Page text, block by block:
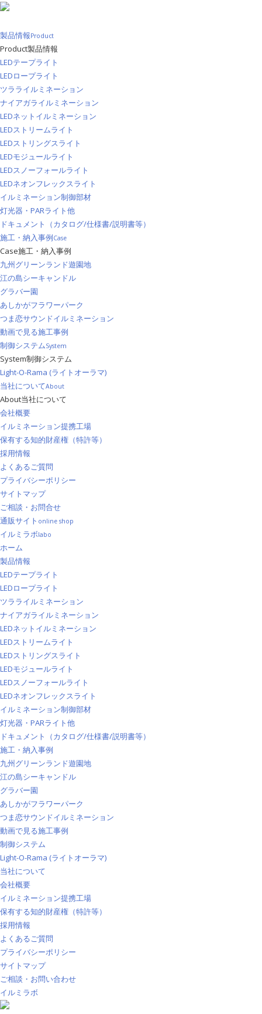
製品情報Product
Product製品情報
LEDテープライト
LEDロープライト
ツラライルミネーション
ナイアガライルミネーション
LEDネットイルミネーション
LEDストリームライト
LEDストリングスライト
LEDモジュールライト
LEDスノーフォールライト
LEDネオンフレックスライト
イルミネーション制御部材
灯光器・PARライト他
ドキュメント（カタログ/仕様書/説明書等）
施工・納入事例Case
Case施工・納入事例
九州グリーンランド遊園地
江の島シーキャンドル
グラバー園
あしかがフラワーパーク
つま恋サウンドイルミネーション
動画で見る施工事例
制御システムSystem
System制御システム
Light-O-Rama (ライトオーラマ)
当社についてAbout
About当社について
会社概要
イルミネーション提携工場
保有する知的財産権（特許等）
採用情報
よくあるご質問
プライバシーポリシー
サイトマップ
ご相談・お問合せ
通販サイト online shop
イルミラボlabo
ホーム
製品情報
LEDテープライト
LEDロープライト
ツラライルミネーション
ナイアガライルミネーション
LEDネットイルミネーション
LEDストリームライト
LEDストリングスライト
LEDモジュールライト
LEDスノーフォールライト
LEDネオンフレックスライト
イルミネーション制御部材
灯光器・PARライト他
ドキュメント（カタログ/仕様書/説明書等）
施工・納入事例
九州グリーンランド遊園地
江の島シーキャンドル
グラバー園
あしかがフラワーパーク
つま恋サウンドイルミネーション
動画で見る施工事例
制御システム
Light-O-Rama (ライトオーラマ)
当社について
会社概要
イルミネーション提携工場
保有する知的財産権（特許等）
採用情報
よくあるご質問
プライバシーポリシー
サイトマップ
ご相談・お問い合わせ
イルミラボ